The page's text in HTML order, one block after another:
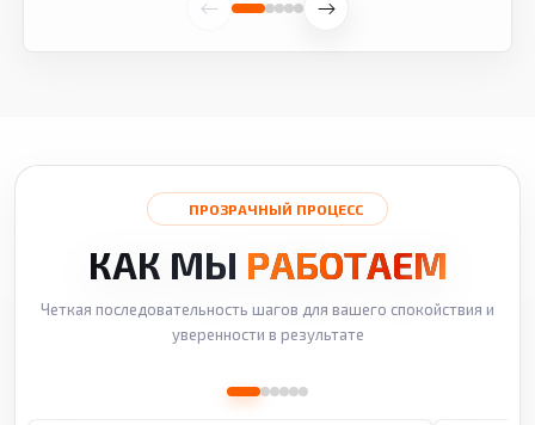
ПРОЗРАЧНЫЙ ПРОЦЕСС
КАК МЫ РАБОТАЕМ
Четкая последовательность шагов для вашего спокойствия и
уверенности в результате